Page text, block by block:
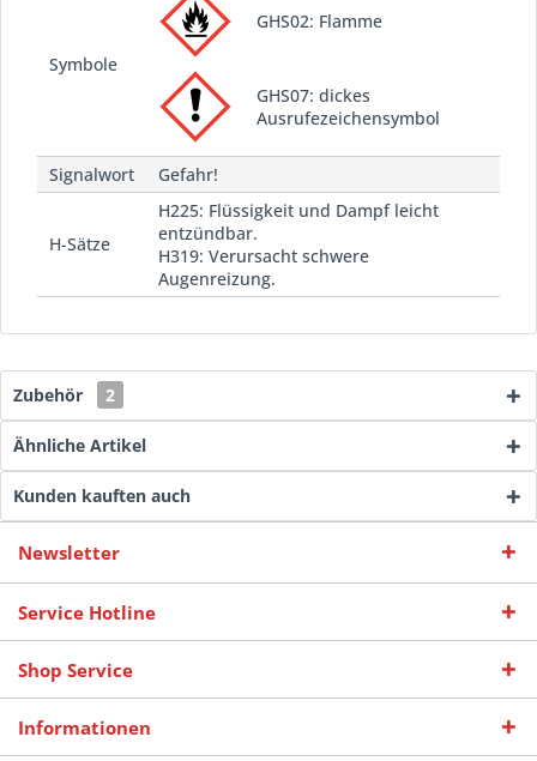
Symbole
GHS02: Flamme
GHS07: dickes
Ausrufezeichensymbol
Signalwort Gefahr!
H-Sätze
H225: Flüssigkeit und Dampf leicht
entzündbar.
H319: Verursacht schwere
Augenreizung.
Zubehör 2
Ähnliche Artikel
Kunden kauften auch
Newsletter
Service Hotline
Shop Service
Informationen